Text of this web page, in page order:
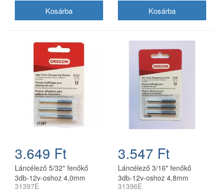
3.649 Ft
Láncélező 5/32" fenőkő
3db-12v-oshoz 4,0mm
31397E
3.547 Ft
Láncélező 3/16" fenőkő
3db-12v-oshoz 4,8mm
31396E